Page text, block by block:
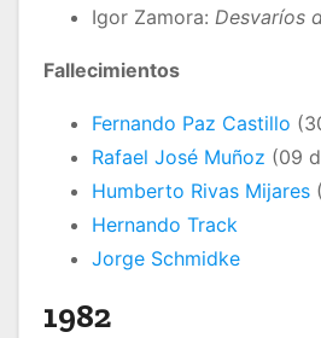
Igor Zamora: Desvaríos
Fallecimientos
Fernando Paz Castillo
Rafael José Muñoz (09
Humberto Rivas Mijares
Hernando Track
Jorge Schmidke
1982